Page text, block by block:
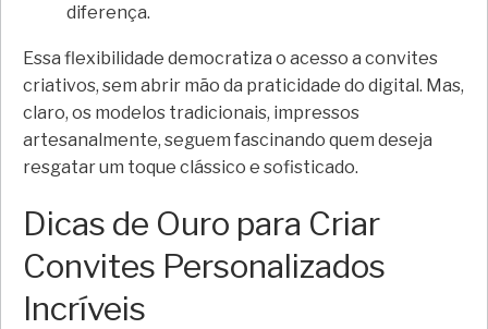
diferença.
Essa flexibilidade democratiza o acesso a convites
criativos, sem abrir mão da praticidade do digital. Mas,
claro, os modelos tradicionais, impressos
artesanalmente, seguem fascinando quem deseja
resgatar um toque clássico e sofisticado.
Dicas de Ouro para Criar
Convites Personalizados
Incríveis